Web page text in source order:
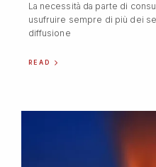
La necessità da parte di
usufruire sempre di più dei
diffusione
READ